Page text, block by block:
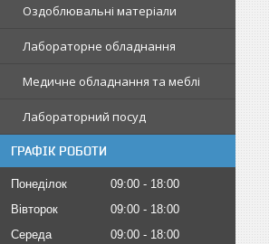
Оздоблювальні матеріали
Лабораторне обладнання
Медичне обладнання та меблі
Лабораторний посуд
ГРАФІК РОБОТИ
Понеділок 09:00
18:00
Вівторок
09:00
18:00
Середа
09:00
18:00